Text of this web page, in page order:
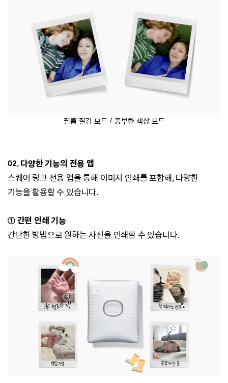
필름 질감 모드 / 풍부한 색상 모드
02. 다양한 기능의 전용 앱
스퀘어 링크 전용 앱을 통해 이미지 인쇄를 포함해, 다양한
기능을 활용할 수 있습니다.
① 간편 인쇄 기능
간단한 방법으로 원하는 사진을 인쇄할 수 있습니다.